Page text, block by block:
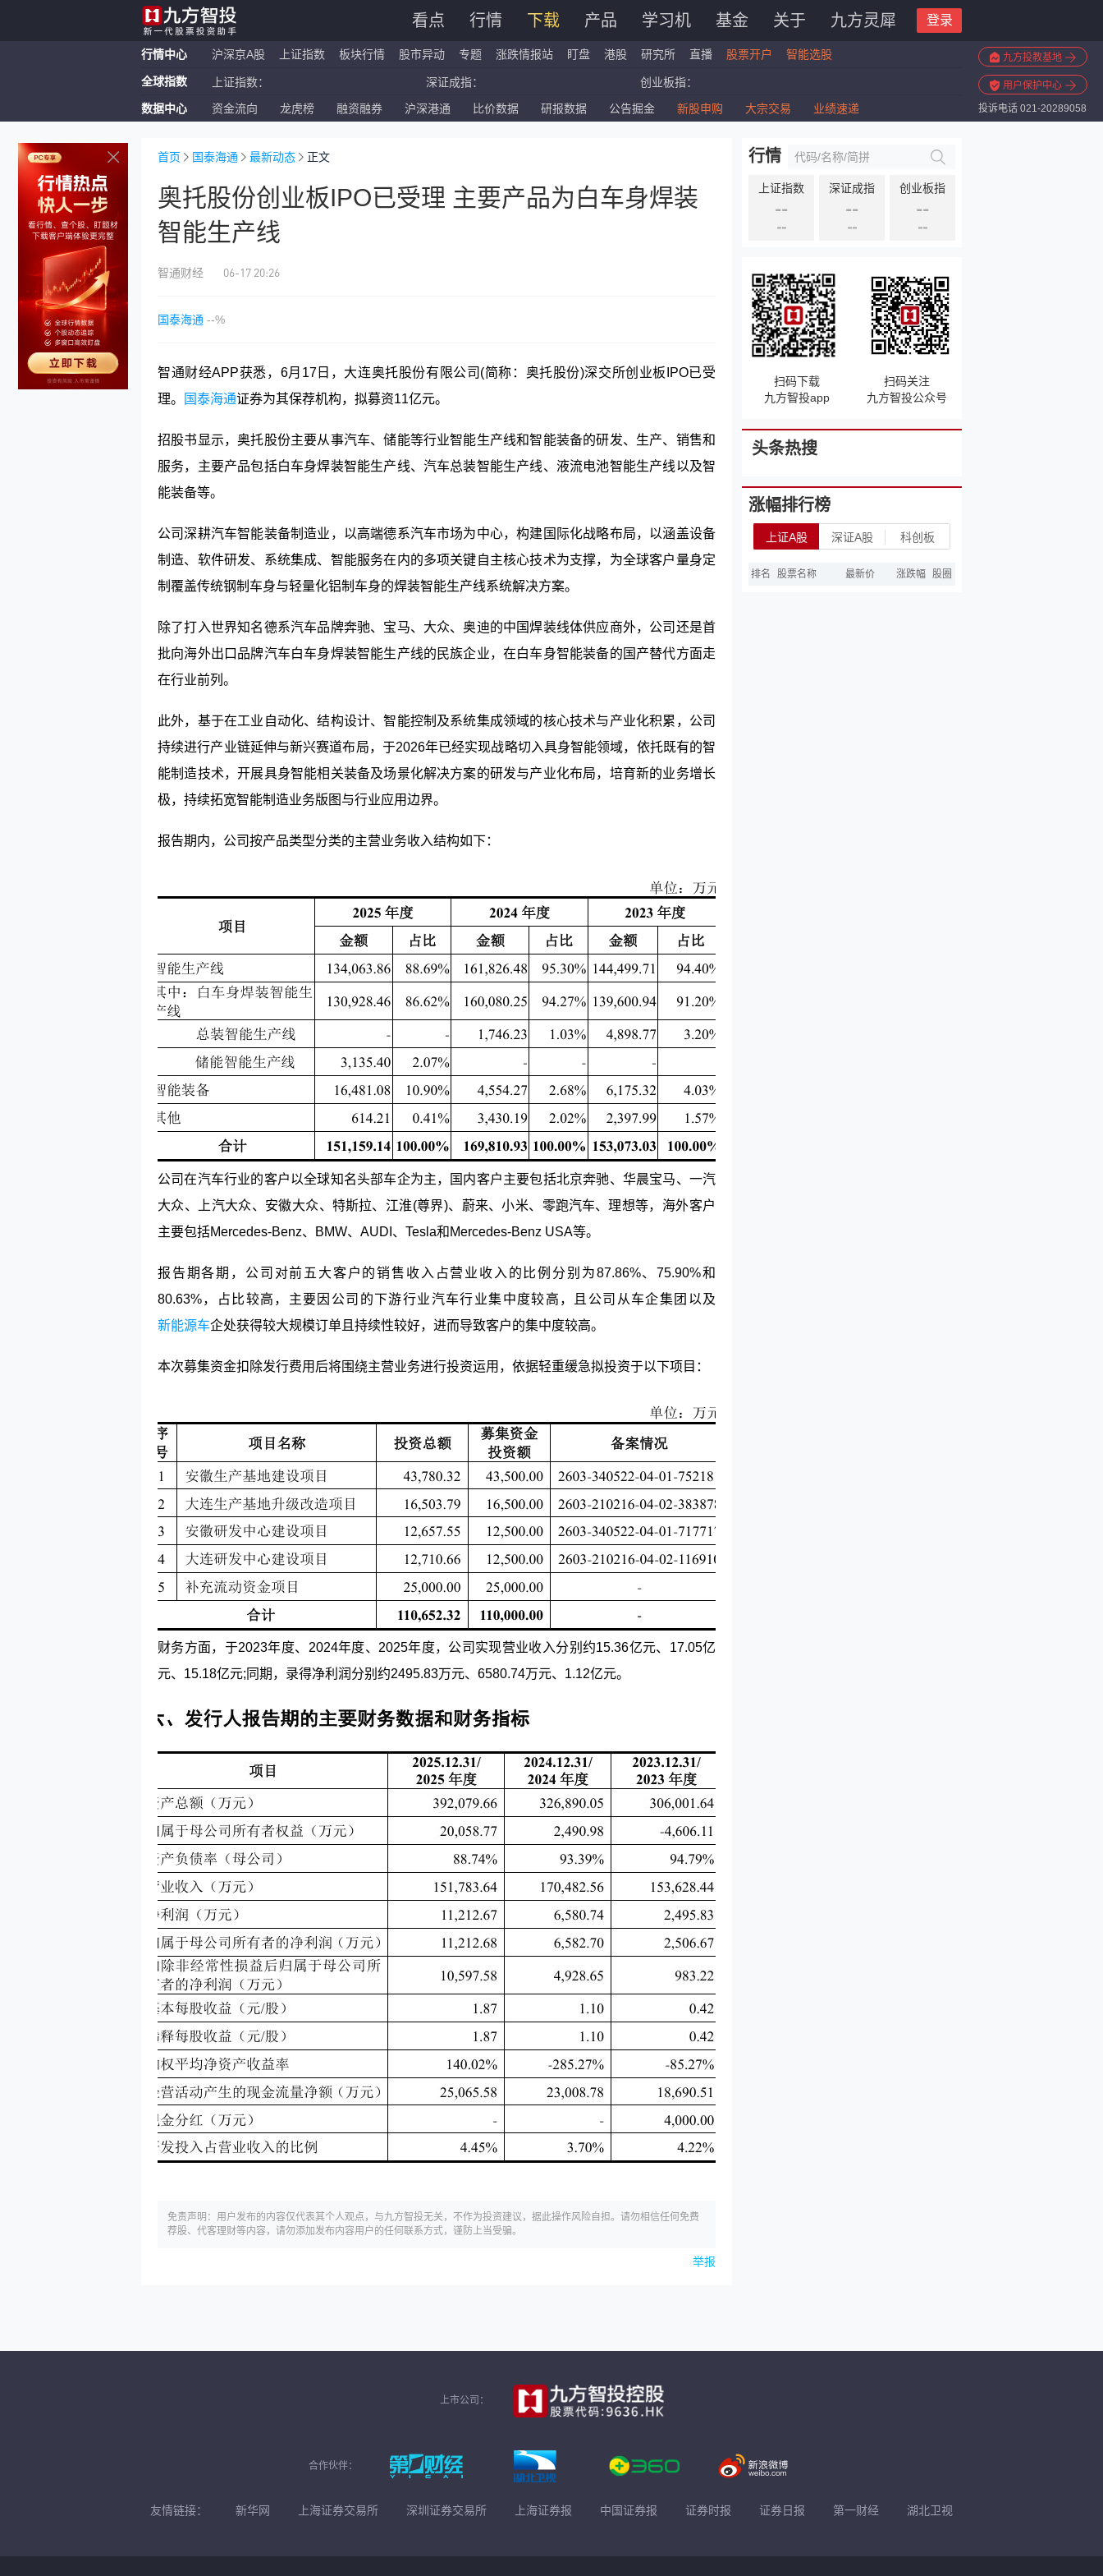
看点 行情 下载 产品 学习机 基金 关于 九方灵犀 登录
行情中心 沪深京A股 上证指数 板块行情 股市异动 专题 涨跌情报站 盯盘 港股 研究所 直播 股票开户 智能选股 九方投教基地
用户保护中心
投诉电话 021-20289058
全球指数 上证指数： 深证成指： 创业板指：
恒生指数： 国企指数： 红筹指数：
数据中心 资金流向 龙虎榜 融资融券 沪深港通 比价数据 研报数据 公告掘金 新股申购 大宗交易 业绩速递
首页 国泰海通 最新动态 正文
奥托股份创业板IPO已受理 主要产品为白车身焊装
智能生产线
智通财经 06-17 20:26
国泰海通 --%
智通财经APP获悉，6月17日，大连奥托股份有限公司(简称：奥托股份)深交所创业板IPO已受
理。
国泰海通证券为其保荐机构，拟募资11亿元。
招股书显示，奥托股份主要从事汽车、储能等行业智能生产线和智能装备的研发、生产、销售和
服务，主要产品包括白车身焊装智能生产线、汽车总装智能生产线、液流电池智能生产线以及智
能装备等。
公司深耕汽车智能装备制造业，以高端德系汽车市场为中心，构建国际化战略布局，以涵盖设备
制造、软件研发、系统集成、智能服务在内的多项关键自主核心技术为支撑，为全球客户量身定
制覆盖传统钢制车身与轻量化铝制车身的焊装智能生产线系统解决方案。
除了打入世界知名德系汽车品牌奔驰、宝马、大众、奥迪的中国焊装线体供应商外，公司还是首
批向海外出口品牌汽车白车身焊装智能生产线的民族企业，在白车身智能装备的国产替代方面走
在行业前列。
此外，基于在工业自动化、结构设计、智能控制及系统集成领域的核心技术与产业化积累，公司
持续进行产业链延伸与新兴赛道布局，于2026年已经实现战略切入具身智能领域，依托既有的智
能制造技术，开展具身智能相关装备及场景化解决方案的研发与产业化布局，培育新的业务增长
极，持续拓宽智能制造业务版图与行业应用边界。
报告期内，公司按产品类型分类的主营业务收入结构如下：
公司在汽车行业的客户以全球知名头部车企为主，国内客户主要包括北京奔驰、华晨宝马、一汽
大众、上汽大众、安徽大众、特斯拉、江淮(尊界)、 蔚来、小米、 零跑汽车、理想等，海外客户
主要包括Mercedes-Benz、BMW、AUDI、Tesla和Mercedes-Benz USA等。
报告期各期，公司对前五大客户的销售收入占营业收入的比例分别为87.86%、75.90%和
80.63%，占比较高，主要因公司的下游行业汽车行业集中度较高，且公司从车企集团以及
新能源车企处获得较大规模订单且持续性较好，进而导致客户的集中度较高。
本次募集资金扣除发行费用后将围绕主营业务进行投资运用，依据轻重缓急拟投资于以下项目：
财务方面，于2023年度、2024年度、2025年度，公司实现营业收入分别约15.36亿元、17.05亿
元、15.18亿元;同期，录得净利润分别约2495.83万元、6580.74万元、1.12亿元。
免责声明：用户发布的内容仅代表其个人观点，与九方智投无关，不作为投资建议，据此操作风险自担。请勿相信任何免费
荐股、代客理财等内容，请勿添加发布内容用户的任何联系方式，谨防上当受骗。
举报
行情
上证指数
--
--
深证成指
--
--
创业板指
--
--
扫码下载
九方智投app
扫码关注
九方智投公众号
头条热搜
涨幅排行榜
上证A股 深证A股 科创板
排名 股票名称 最新价 涨跌幅 股圈
上市公司：
合作伙伴：
友情链接： 新华网 上海证券交易所 深圳证券交易所 上海证券报 中国证券报 证券时报 证券日报 第一财经 湖北卫视